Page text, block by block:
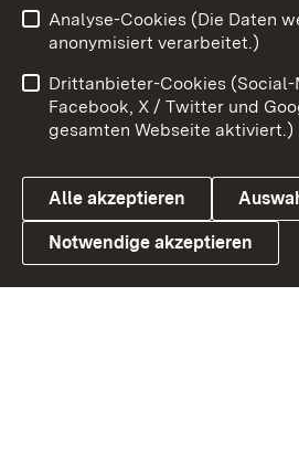
Link zum Landesportal
Impressum
Barrierefreiheit
Cookies
Analyse-Cookies (Die Daten
anonymisiert verarbeitet.)
Drittanbieter-Cookies (Social-
Facebook, X / Twitter und
gesamten Webseite aktiviert.)
Alle akzeptieren
Notwendige akzeptieren